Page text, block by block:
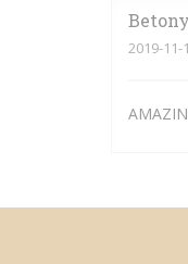
Betony
2019-11-